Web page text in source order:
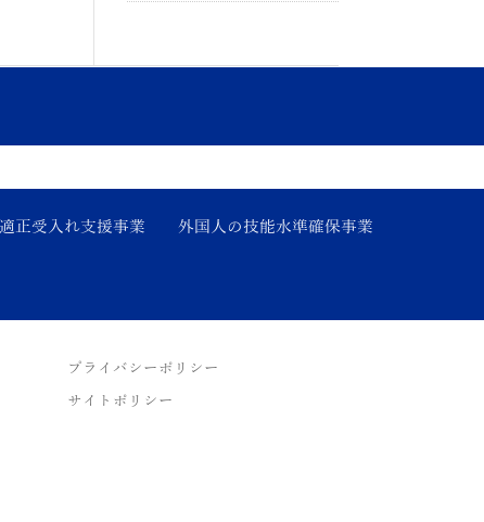
正受入れ支援事業 外国人の技能水準確保事業
プライバシーポリシー
サイトポリシー